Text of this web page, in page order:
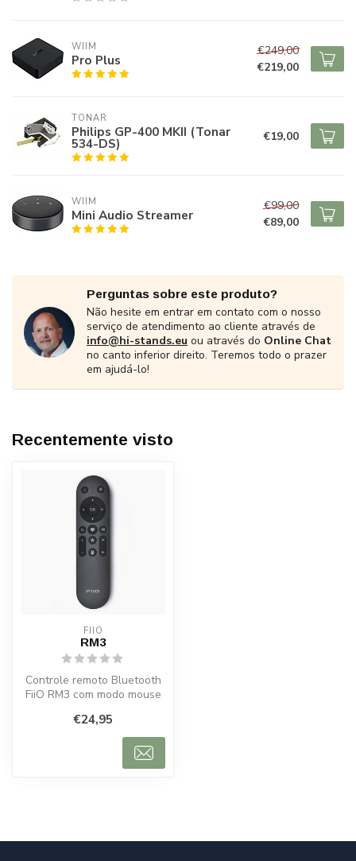
WIIM
Pro Plus
€249,00
€219,00
TONAR
Philips GP-400 MKII (Tonar
534-DS) €19,00
WIIM
Mini Audio Streamer
€99,00
€89,00
Perguntas sobre este produto?
Não hesite em entrar em contato com o nosso
serviço de atendimento ao cliente através de
info@hi-stands.eu ou através do Online Chat
no canto inferior direito. Teremos todo o prazer
em ajudá-lo!
Recentemente visto
FIIO
RM3
Controle remoto Bluetooth
FiiO RM3 com modo mouse
prod...
€24,95